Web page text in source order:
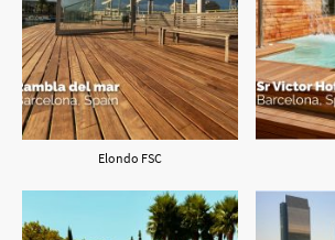
Elondo FSC